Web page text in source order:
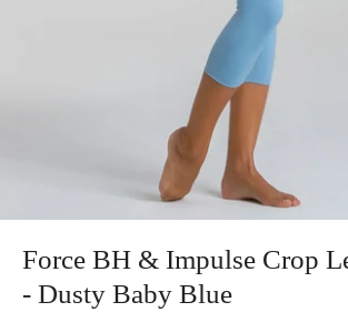
Force BH & Impulse Crop
- Dusty Baby Blue